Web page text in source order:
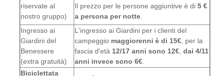
riservate al
nostro gruppo)
Il prezzo per le persone aggiuntive è di 5 €
a persona per notte
Ingresso ai
Giardini del
Benessere
(extra gratuità)
L'ingresso ai Giardini per i clienti del
campeggio maggiorenni è di 15€ , per la
fascia d'età 12/17 anni sono 12€ dai 4/11
anni invece sono 6€
Biciclettata